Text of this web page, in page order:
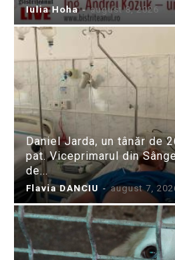
Iulia Hoha - august 8, 2026
Daniel Jarda, un tânăr de
pat. Viceprimarul din
de...
Flavia DANCIU - august 7,